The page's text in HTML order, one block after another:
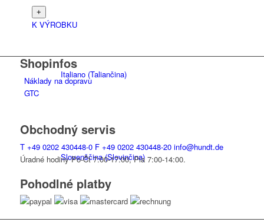
Italiano(Taliančina)
Slovenščina(Slovinčina)
K VÝROBKU
Shopinfos
Náklady na dopravu
GTC
Obchodný servis
T +49 0202 430448-0 F +49 0202 430448-20 info@hundt.de
Úradné hodiny Po-Čt 7:00-17:00, Pia 7:00-14:00.
Pohodlné platby